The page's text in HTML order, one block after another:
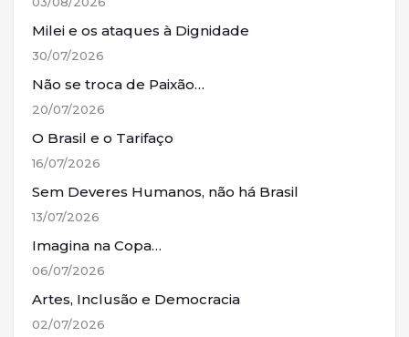
Milei e os ataques à Dignidade
30/07/2026
Não se troca de Paixão…
20/07/2026
O Brasil e o Tarifaço
16/07/2026
Sem Deveres Humanos, não há Brasil
13/07/2026
Imagina na Copa…
06/07/2026
Artes, Inclusão e Democracia
02/07/2026